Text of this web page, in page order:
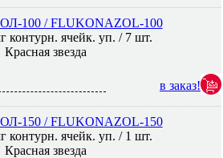
100 / FLUKONAZOL-100
контурн. ячейк. уп. / 7 шт.
Красная звезда
в заказ!
150 / FLUKONAZOL-150
контурн. ячейк. уп. / 1 шт.
Красная звезда